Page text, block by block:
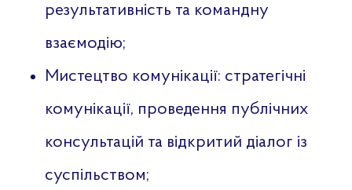
результативність та командну
взаємодію;
Мистецтво комунікації: стратегічні
комунікації, проведення публічних
консультацій та відкритий діалог із
суспільством;